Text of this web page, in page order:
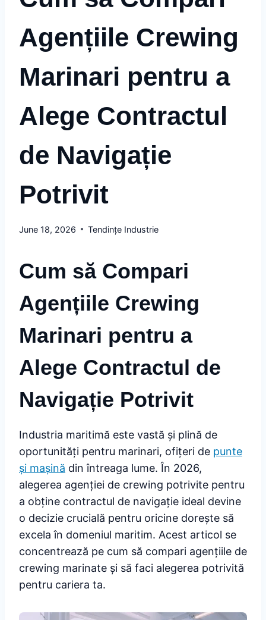
Agențiile Crewing
Marinari pentru a
Alege Contractul
de Navigație
Potrivit
June 18, 2026 Tendințe Industrie
Cum să Compari
Agențiile Crewing
Marinari pentru a
Alege Contractul de
Navigație Potrivit
Industria maritimă este vastă și plină de
oportunități pentru marinari, ofițeri de punte
și mașină din întreaga lume. În 2026,
alegerea agenției de crewing potrivite pentru
a obține contractul de navigație ideal devine
o decizie crucială pentru oricine dorește să
excela în domeniul maritim. Acest articol se
concentrează pe cum să compari agențiile de
crewing marinate și să faci alegerea potrivită
pentru cariera ta.